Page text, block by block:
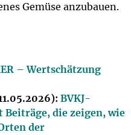
Gemüse anzubauen.
– Wertschätzung
BVKJ-
die zeigen, wie
der